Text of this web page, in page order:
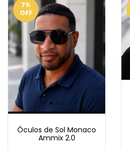
7%
OFF
Óculos de Sol Monaco
Ammix 2.0